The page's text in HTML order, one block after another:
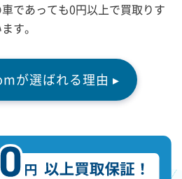
であっても0円以上で買取りす
す。
が選ばれる理由 ▸